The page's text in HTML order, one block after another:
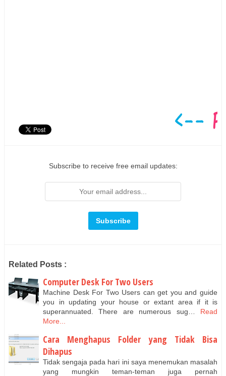
Subscribe to receive free email updates:
Related Posts :
Computer Desk For Two Users
Machine Desk For Two Users can get you and guide
you in updating your house or extant area if it is
superannuated. There are numerous sug…
Read
More...
Cara Menghapus Folder yang Tidak Bisa
Dihapus
Tidak sengaja pada hari ini saya menemukan masalah
yang mungkin teman-teman juga pernah